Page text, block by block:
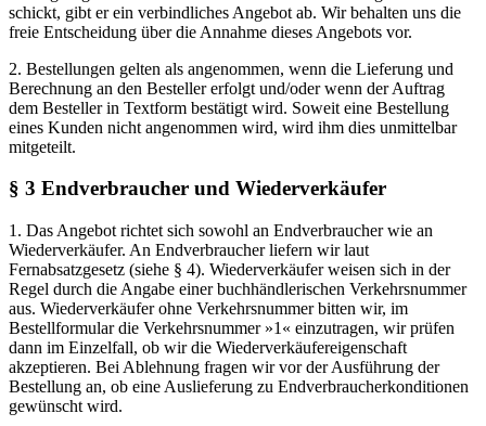
§ 3 Endverbraucher und Wiederverkäufer
1. Das Angebot richtet sich sowohl an Endverbraucher wie an
Wiederverkäufer. An Endverbraucher liefern wir laut
Fernabsatzgesetz (siehe § 4). Wiederverkäufer weisen sich in der
Regel durch die Angabe einer buchhändlerischen Verkehrsnummer
aus. Wiederverkäufer ohne Verkehrsnummer bitten wir, im
dann im Einzelfall, ob wir die Wiederverkäufereigenschaft
Bestellung an, ob eine Auslieferung zu Endverbraucherkonditionen
gewünscht wird.
2. Die Bedingungen unter Absatz 3 und 4 gelten ausschließlich für
Bestellungen über den Warenkorb dieser Netzpräsenz. Bestellungen
über andere Plattformen werden zu den dort niedergeschriebenen
Bedingungen ausgeliefert. Für telefonische und schriftliche
Bestellungen oder solche per e-mail gelten die auf der Netzpräsenz
www.zvab.com niedergelegten Bedingungen, sofern nicht im
Einzelfall abweichende vereinbart sind.